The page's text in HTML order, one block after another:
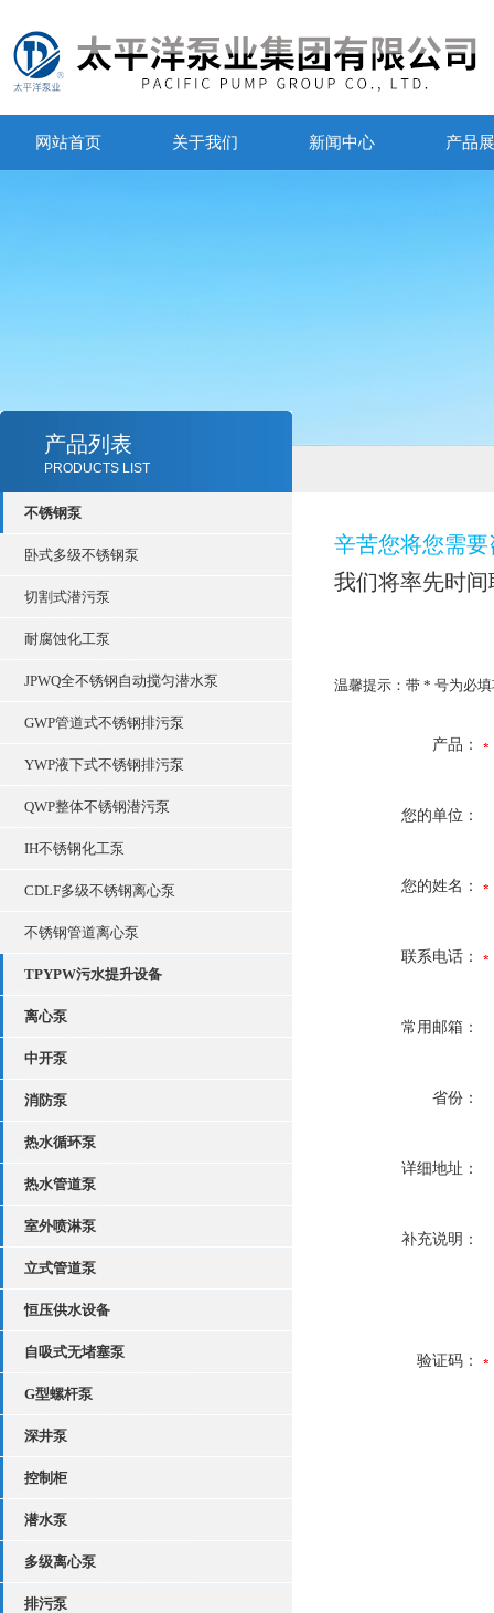
网站首页 关于我们 新闻中心 产品
产品列表
PRODUCTS LIST
不锈钢泵
卧式多级不锈钢泵
切割式潜污泵
耐腐蚀化工泵
JPWQ全不锈钢自动搅匀潜水泵
GWP管道式不锈钢排污泵
YWP液下式不锈钢排污泵
QWP整体不锈钢潜污泵
IH不锈钢化工泵
CDLF多级不锈钢离心泵
不锈钢管道离心泵
TPYPW污水提升设备
离心泵
中开泵
消防泵
热水循环泵
热水管道泵
室外喷淋泵
立式管道泵
恒压供水设备
自吸式无堵塞泵
G型螺杆泵
深井泵
控制柜
潜水泵
多级离心泵
排污泵
辛苦您将您需
我们将率先时
温馨提示：带 * 号为必
产品：
您的单位：
您的姓名：
联系电话：
常用邮箱：
省份：
详细地址：
补充说明：
验证码：